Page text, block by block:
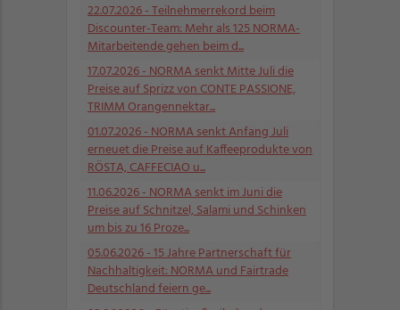
22.07.2026- Teilnehmerrekord beim
Discounter-Team: Mehr als 125 NORMA-
Mitarbeitende gehen beim d...
17.07.2026- NORMA senkt Mitte Juli die
Preise auf Sprizz von CONTE PASSIONE,
TRIMM Orangennektar...
01.07.2026- NORMA senkt Anfang Juli
erneuet die Preise auf Kaffeeprodukte von
RÖSTA, CAFFECIAO u...
11.06.2026- NORMA senkt im Juni die
Preise auf Schnitzel, Salami und Schinken
um bis zu 16 Proze...
05.06.2026- 15 Jahre Partnerschaft für
Nachhaltigkeit: NORMA und Fairtrade
Deutschland feiern ge...